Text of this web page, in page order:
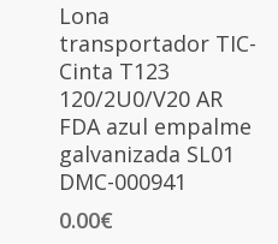
Lona
transportador TIC-
Cinta T123
120/2U0/V20 AR
FDA azul empalme
galvanizada SL01
DMC-000941
0.00€